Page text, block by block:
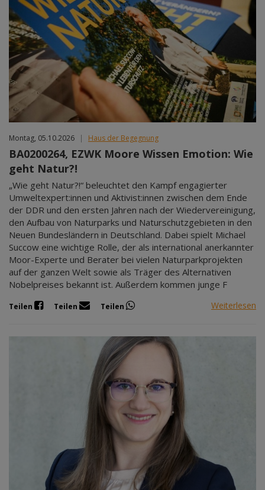
Montag, 05.10.2026 | Haus der Begegnung
BA0200264, EZWK Moore Wissen Emotion: Wie
geht Natur?!
„Wie geht Natur?!“ beleuchtet den Kampf engagierter
Umweltexpert:innen und Aktivist:innen zwischen dem Ende
der DDR und den ersten Jahren nach der Wiedervereinigung,
den Aufbau von Naturparks und Naturschutzgebieten in den
Neuen Bundesländern in Deutschland. Dabei spielt Michael
Succow eine wichtige Rolle, der als international anerkannter
Moor-Experte und Berater bei vielen Naturparkprojekten
auf der ganzen Welt sowie als Träger des Alternativen
Nobelpreises bekannt ist. Außerdem kommen junge F
Teilen Teilen Teilen Weiterlesen